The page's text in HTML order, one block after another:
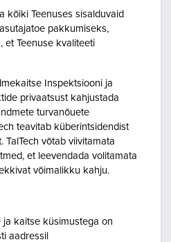
kõiki Teenuses sisalduvaid
pakkumiseks,
et Teenuse kvaliteeti
Inspektsiooni ja
privaatsust kahjustada
turvanõuete
teavitab küberintsidendist
TalTech võtab viivitamata
et leevendada volitamata
võimalikku kahju.
ja kaitse küsimustega on
aadressil